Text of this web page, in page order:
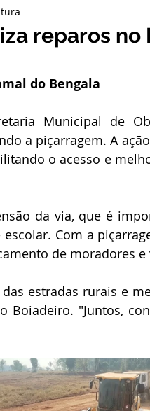
Assistência Social
Licitações Nota de
reparos no
do Bengala
Municipal de
a piçarragem. A
o acesso e
da via, que é
Com a
de moradores e
estradas rurais e
Boiadeiro. "Juntos,